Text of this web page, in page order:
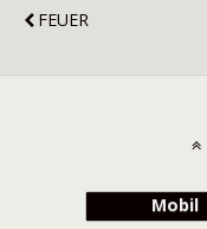
FEUER
Mobil